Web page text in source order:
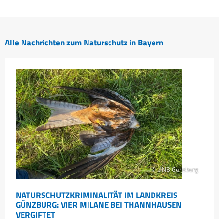
Alle Nachrichten zum Naturschutz in Bayern
© UNB Günzburg
NATURSCHUTZKRIMINALITÄT IM LANDKREIS
GÜNZBURG: VIER MILANE BEI THANNHAUSEN
VERGIFTET